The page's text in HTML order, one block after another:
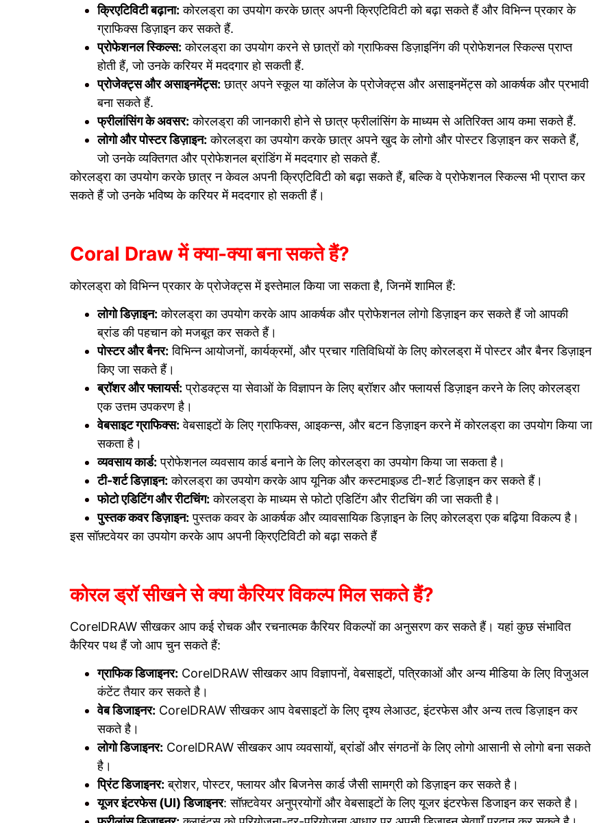
क्रिएटिविटी बढ़ाना: कोरलड्रा का उपयोग करके छात्र अपनी क्रिएटिविटी को बढ़ा सकते हैं और विभिन्न प्रकार के
ग्राफिक्स डिज़ाइन कर सकते हैं.
प्रोफेशनल स्किल्स: कोरलड्रा का उपयोग करने से छात्रों को ग्राफिक्स डिज़ाइनिंग की प्रोफेशनल स्किल्स प्राप्त
होती हैं, जो उनके करियर में मददगार हो सकती हैं.
प्रोजेक्ट्स और असाइनमेंट्स: छात्र अपने स्कूल या कॉलेज के प्रोजेक्ट्स और असाइनमेंट्स को आकर्षक और प्रभावी
बना सकते हैं.
फ्रीलांसिंग के अवसर: कोरलड्रा की जानकारी होने से छात्र फ्रीलांसिंग के माध्यम से अतिरिक्त आय कमा सकते हैं.
लोगो और पोस्टर डिज़ाइन: कोरलड्रा का उपयोग करके छात्र अपने खुद के लोगो और पोस्टर डिज़ाइन कर सकते हैं,
जो उनके व्यक्तिगत और प्रोफेशनल ब्रांडिंग में मददगार हो सकते हैं.
कोरलड्रा का उपयोग करके छात्र न केवल अपनी क्रिएटिविटी को बढ़ा सकते हैं, बल्कि वे प्रोफेशनल स्किल्स भी प्राप्त कर
सकते हैं जो उनके भविष्य के करियर में मददगार हो सकती हैं।
Coral Draw में क्या-क्या बना सकते हैं?
कोरलड्रा को विभिन्न प्रकार के प्रोजेक्ट्स में इस्तेमाल किया जा सकता है, जिनमें शामिल हैं:
लोगो डिज़ाइन: कोरलड्रा का उपयोग करके आप आकर्षक और प्रोफेशनल लोगो डिज़ाइन कर सकते हैं जो आपकी
ब्रांड की पहचान को मजबूत कर सकते हैं।
पोस्टर और बैनर: विभिन्न आयोजनों, कार्यक्रमों, और प्रचार गतिविधियों के लिए कोरलड्रा में पोस्टर और बैनर डिज़ाइन
किए जा सकते हैं।
ब्रॉशर और फ्लायर्स: प्रोडक्ट्स या सेवाओं के विज्ञापन के लिए ब्रॉशर और फ्लायर्स डिज़ाइन करने के लिए कोरलड्रा
एक उत्तम उपकरण है।
वेबसाइट ग्राफिक्स: वेबसाइटों के लिए ग्राफिक्स, आइकन्स, और बटन डिज़ाइन करने में कोरलड्रा का उपयोग किया जा
सकता है।
व्यवसाय कार्ड: प्रोफेशनल व्यवसाय कार्ड बनाने के लिए कोरलड्रा का उपयोग किया जा सकता है।
टी-शर्ट डिज़ाइन: कोरलड्रा का उपयोग करके आप यूनिक और कस्टमाइज़्ड टी-शर्ट डिज़ाइन कर सकते हैं।
फोटो एडिटिंग और रीटचिंग: कोरलड्रा के माध्यम से फोटो एडिटिंग और रीटचिंग की जा सकती है।
पुस्तक कवर डिज़ाइन: पुस्तक कवर के आकर्षक और व्यावसायिक डिज़ाइन के लिए कोरलड्रा एक बढ़िया विकल्प है।
इस सॉफ़्टवेयर का उपयोग करके आप अपनी क्रिएटिविटी को बढ़ा सकते हैं
कोरल ड्रॉ सीखने से क्या कैरियर विकल्प मिल सकते हैं?
CorelDRAW सीखकर आप कई रोचक और रचनात्मक कैरियर विकल्पों का अनुसरण कर सकते हैं। यहां कुछ संभावित
कैरियर पथ हैं जो आप चुन सकते हैं:
ग्राफिक डिजाइनर: CorelDRAW सीखकर आप विज्ञापनों, वेबसाइटों, पत्रिकाओं और अन्य मीडिया के लिए विजुअल
कंटेंट तैयार कर सकते है।
वेब डिजाइनर: CorelDRAW सीखकर आप वेबसाइटों के लिए दृश्य लेआउट, इंटरफेस और अन्य तत्व डिज़ाइन कर
सकते है।
लोगो डिजाइनर: CorelDRAW सीखकर आप व्यवसायों, ब्रांडों और संगठनों के लिए लोगो आसानी से लोगो बना सकते
है।
प्रिंट डिजाइनर: ब्रोशर, पोस्टर, फ्लायर और बिजनेस कार्ड जैसी सामग्री को डिज़ाइन कर सकते है।
यूजर इंटरफेस (UI) डिजाइनर: सॉफ़्टवेयर अनुप्रयोगों और वेबसाइटों के लिए यूजर इंटरफेस डिजाइन कर सकते है।